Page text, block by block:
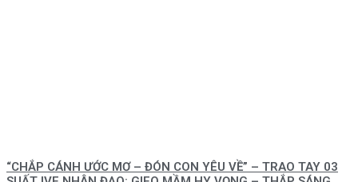
“CHẮP CÁNH ƯỚC MƠ – ĐÓN CON YÊU VỀ” – TRAO TAY 03